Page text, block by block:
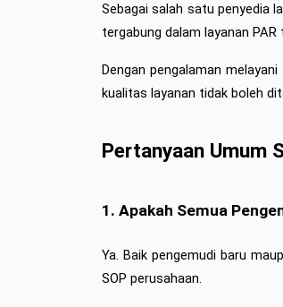
Sebagai salah satu penyedia
tergabung dalam layanan
Dengan pengalaman
kualitas layanan tidak boleh
Pertanyaan Umum
1. Apakah Semua
Ya. Baik pengemudi baru
SOP perusahaan.